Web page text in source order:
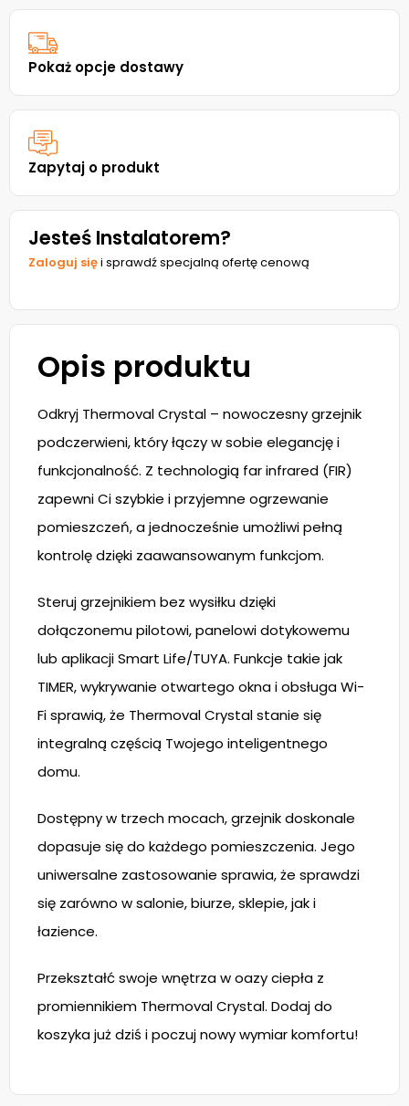
Pokaż opcje dostawy
Zapytaj o produkt
Jesteś Instalatorem?
Zaloguj sięi sprawdź specjalną ofertę cenową
Opis produktu
Odkryj Thermoval Crystal – nowoczesny grzejnik
podczerwieni, który łączy w sobie elegancję i
funkcjonalność. Z technologią far infrared (FIR)
zapewni Ci szybkie i przyjemne ogrzewanie
pomieszczeń, a jednocześnie umożliwi pełną
kontrolę dzięki zaawansowanym funkcjom.
Steruj grzejnikiem bez wysiłku dzięki
dołączonemu pilotowi, panelowi dotykowemu
lub aplikacji Smart Life/TUYA. Funkcje takie jak
TIMER, wykrywanie otwartego okna i obsługa Wi-
Fi sprawią, że Thermoval Crystal stanie się
integralną częścią Twojego inteligentnego
domu.
Dostępny w trzech mocach, grzejnik doskonale
dopasuje się do każdego pomieszczenia. Jego
uniwersalne zastosowanie sprawia, że sprawdzi
się zarówno w salonie, biurze, sklepie, jak i
łazience.
Przekształć swoje wnętrza w oazy ciepła z
promiennikiem Thermoval Crystal. Dodaj do
koszyka już dziś i poczuj nowy wymiar komfortu!